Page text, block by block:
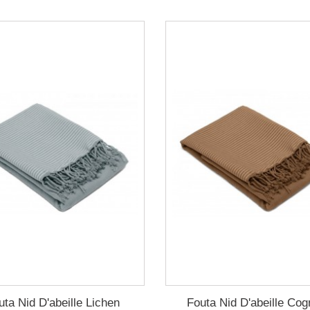
Nid D'abeille Lichen Fouta Nid D'abeille